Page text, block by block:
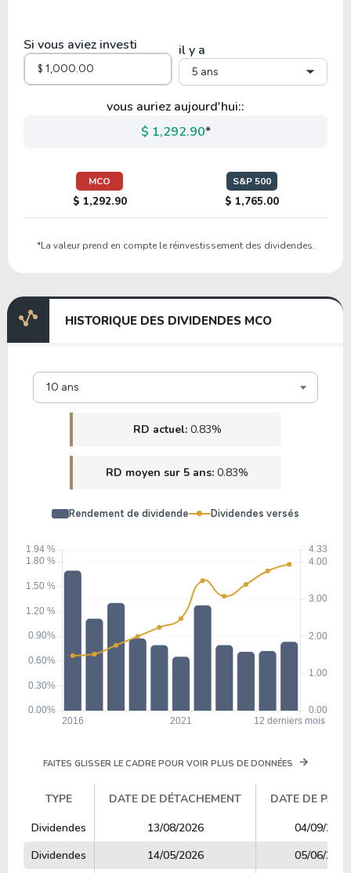
21.00 6.06 28.86% 0.00%
HCSG
0.00%
III
Si vous aviez investi il y a
5 ans
vous auriez aujourd'hui::
$ 1,292.90*
MCO
$ 1,292.90
S&P 500
$ 1,765.00
*La valeur prend en compte le réinvestissement des dividendes.
HISTORIQUE DES DIVIDENDES MCO
10 ans
RD actuel: 0.83%
RD moyen sur 5 ans: 0.83%
Rendement de dividende Dividendes versés
FAITES GLISSER LE CADRE POUR VOIR PLUS DE DONNÉES
TYPE DATE DE DÉTACHEMENT
DATE DE
TYPE
DATE DE DÉTACHEMENT DATE DE
Dividendes 13/08/2026
04/09/2026
Dividendes
14/05/2026
05/06/2026